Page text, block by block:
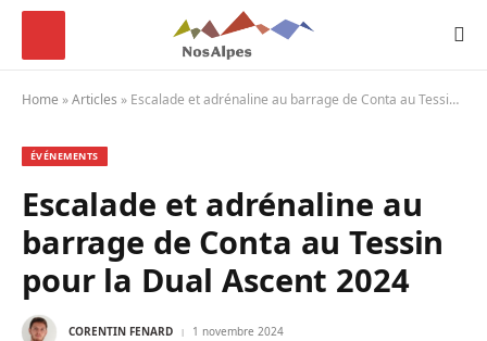
Home »Articles » Escalade et adrénaline au barrage de Conta au Tessin pour la Dual Ascent 2024
ÉVÉNEMENTS
Escalade et adrénaline au
barrage de Conta au Tessin
pour la Dual Ascent 2024
CORENTIN FENARD 1 novembre 2024